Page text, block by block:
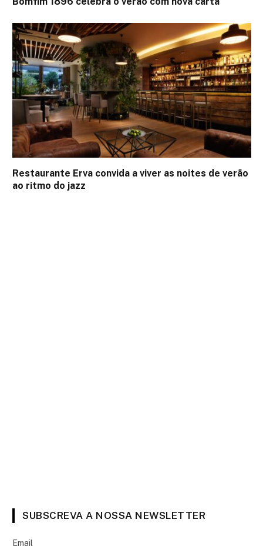
Restaurante Erva convida a viver as noites de verão
ao ritmo do jazz
SUBSCREVA A NOSSA NEWSLETTER
Email